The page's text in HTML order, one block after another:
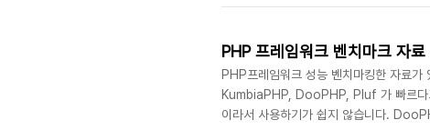
i..
PHP 프레임워크 벤치마크 자료
PHP프레임워크 성능 벤치마킹한 자료
KumbiaPHP, DooPHP, Pluf 가 빠르다
이라서 사용하기가 쉽지 않습니다.